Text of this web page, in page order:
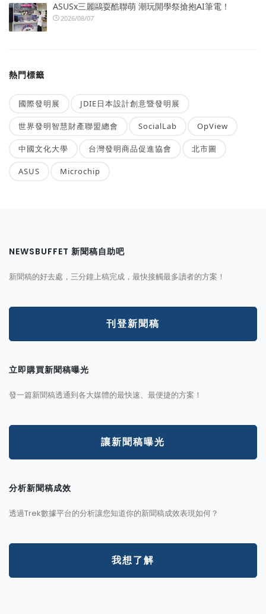
ASUSx三麗鷗耍酷聯萌 潮玩開學祭搶抱AI筆電！
2026/08/07
熱門標籤
國際發明展 JDIE日本設計創意暨發明展
世界發明智慧財產聯盟總會 SocialLab OpView
中國文化大學 台灣發明商品促進協會 北市圖
ASUS Microchip
NEWSBUFFET 新聞稿自助吧
新聞稿的好去處，三分鐘上稿完成，最快接觸最多讀者的方案！
刊登新聞稿
立即購買新聞稿曝光
發一篇新聞稿透通到各大媒體的最快速、最便捷的方案！
讓新聞稿曝光
分析新聞稿成效
透過Trek數據平台的分析讓您知道你的新聞稿成效表現如何？
我想了解